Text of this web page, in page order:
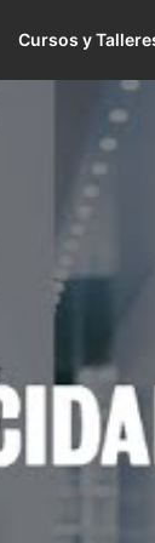
Cursos y